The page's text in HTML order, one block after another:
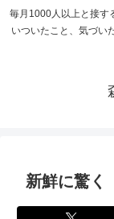
毎月1000人以上と接す
いついたこと、気づい
新鮮に驚く